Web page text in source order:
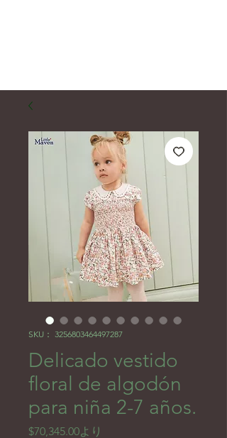
SKU： 3256803464497287
Delicado vestido
floral de algodón
para niña 2-7 años.
$70,345.00より